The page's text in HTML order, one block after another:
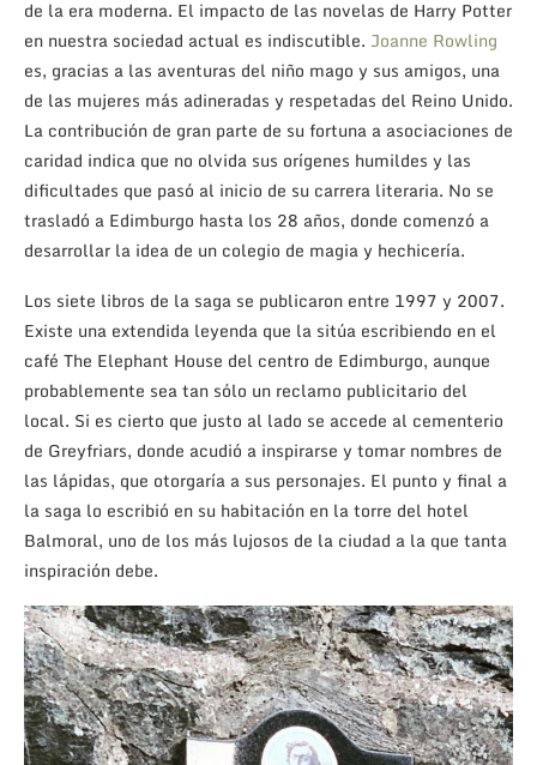
de la era moderna. El impacto de las novelas de Harry Potter
en nuestra sociedad actual es indiscutible. Joanne Rowling
es, gracias a las aventuras del niño mago y sus amigos, una
de las mujeres más adineradas y respetadas del Reino Unido.
La contribución de gran parte de su fortuna a asociaciones de
caridad indica que no olvida sus orígenes humildes y las
dificultades que pasó al inicio de su carrera literaria. No se
trasladó a Edimburgo hasta los 28 años, donde comenzó a
desarrollar la idea de un colegio de magia y hechicería.
Los siete libros de la saga se publicaron entre 1997 y 2007.
Existe una extendida leyenda que la sitúa escribiendo en el
café The Elephant House del centro de Edimburgo, aunque
probablemente sea tan sólo un reclamo publicitario del
local. Si es cierto que justo al lado se accede al cementerio
de Greyfriars, donde acudió a inspirarse y tomar nombres de
las lápidas, que otorgaría a sus personajes. El punto y final a
la saga lo escribió en su habitación en la torre del hotel
Balmoral, uno de los más lujosos de la ciudad a la que tanta
inspiración debe.